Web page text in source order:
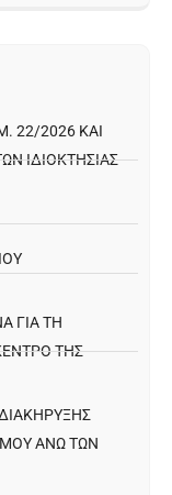
22/2026 ΚΑΙ
ΙΔΙΟΚΤΗΣΊΑΣ
ΓΙΑ ΤΗ
ΤΗΣ
ΑΝΩ ΤΩΝ